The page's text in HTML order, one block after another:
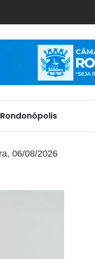
Rondonópolis
06/08/2026